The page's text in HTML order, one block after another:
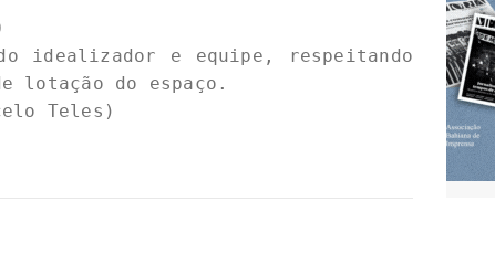
idealizador e equipe, respeitando
lotação do espaço.
Teles)